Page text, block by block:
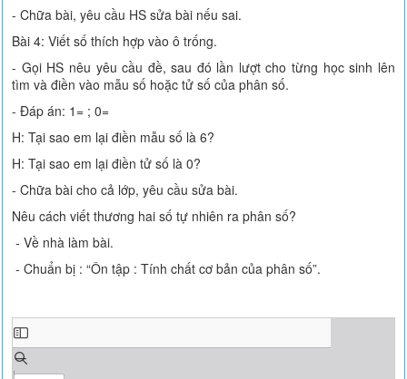
- Chữa bài, yêu cầu HS sửa bài nếu sai.
Bài 4: Viết số thích hợp vào ô trống.
- Gọi HS nêu yêu cầu đề, sau đó lần lượt cho từng học sinh lên
tìm và điền vào mẫu số hoặc tử số của phân số.
- Đáp án: 1= ; 0=
H: Tại sao em lại điền mẫu số là 6?
H: Tại sao em lại điền tử số là 0?
- Chữa bài cho cả lớp, yêu cầu sửa bài.
Nêu cách viết thương hai số tự nhiên ra phân số?
- Về nhà làm bài.
- Chuẩn bị : “Ôn tập : Tính chất cơ bản của phân số”.